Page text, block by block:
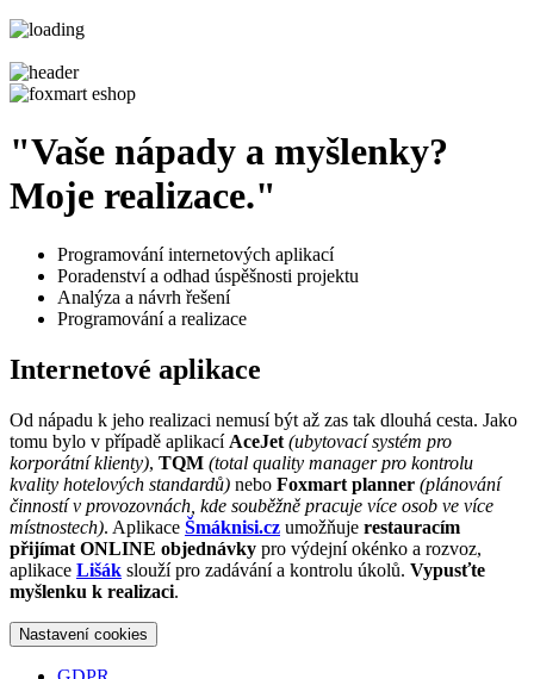
"Vaše nápady a myšlenky?
Moje realizace."
Programování internetových aplikací
Poradenství a odhad úspěšnosti projektu
Analýza a návrh řešení
Programování a realizace
Internetové aplikace
Od nápadu k jeho realizaci nemusí být až zas tak dlouhá cesta. Jako
tomu bylo v případě aplikací AceJet (ubytovací systém pro
korporátní klienty), TQM (total quality manager pro kontrolu
kvality hotelových standardů) nebo Foxmart planner (plánování
činností v provozovnách, kde souběžně pracuje více osob ve více
místnostech). Aplikace Šmáknisi.cz umožňuje restauracím
přijímat ONLINE objednávky pro výdejní okénko a rozvoz,
aplikace Lišák slouží pro zadávání a kontrolu úkolů. Vypusťte
myšlenku k realizaci.
Nastavení cookies